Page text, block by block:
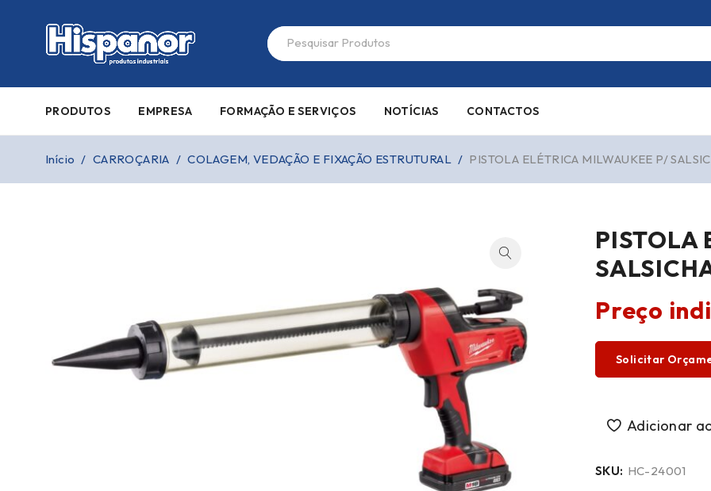
PRODUTOS EMPRESA FORMAÇÃO E SERVIÇOS NOTÍCIAS CONTACTOS
Início / CARROÇARIA / COLAGEM, VEDAÇÃO E FIXAÇÃO ESTRUTURAL / PISTOLA ELÉTRICA MILWAUKEE P/
PISTOLA
Preço
Solicitar
SKU: HC-24001